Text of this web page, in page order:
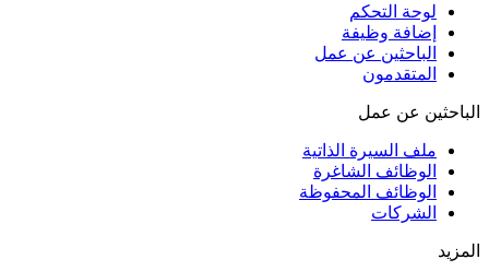
لوحة التحكم
إضافة وظيفة
الباحثين عن عمل
المتقدمون
الباحثين عن عمل
ملف السيرة الذاتية
الوظائف الشاغرة
الوظائف المحفوظة
الشركات
المزيد